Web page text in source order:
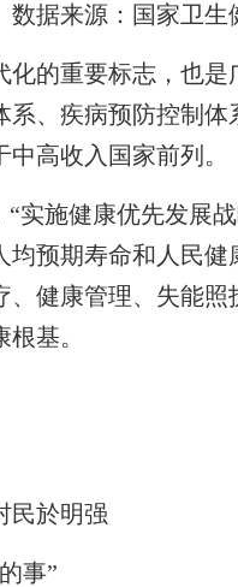
数据来源：国家卫生
的重要标志，也是
系、疾病预防控制
高收入国家前列。
施健康优先发展
预期寿命和人民健
、健康管理、失能
基。
民於明强
事”